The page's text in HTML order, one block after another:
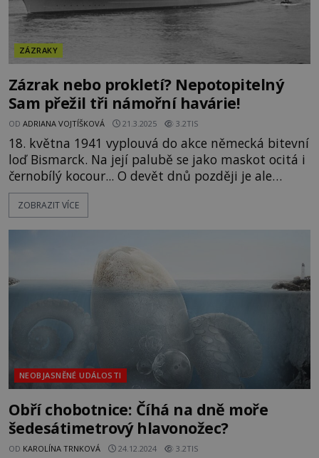
ZÁZRAKY
Zázrak nebo prokletí? Nepotopitelný
Sam přežil tři námořní havárie!
OD ADRIANA VOJTÍŠKOVÁ 21.3.2025 3.2TIS
18. května 1941 vyplouvá do akce německá bitevní
loď Bismarck. Na její palubě se jako maskot ocitá i
černobílý kocour... O devět dnů později je ale
Bismarck potopen a z posádky čítající 2200 mužů
přežije jen 115 z nich. Kocoura, který se zachránil
Od nich dostává jmén
ZOBRAZIT VÍCE
NEOBJASNĚNÉ UDÁLOSTI
Obří chobotnice: Číhá na dně moře
šedesátimetrový hlavonožec?
OD KAROLÍNA TRNKOVÁ 24.12.2024 3.2TIS